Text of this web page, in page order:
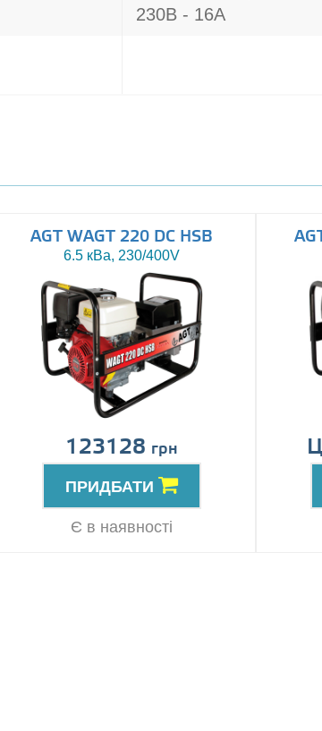
230В - 16A
AGT WAGT 220 DC HSB
6.5 кВа, 230/400V
123128 грн
ПРИДБАТИ
Є в наявності